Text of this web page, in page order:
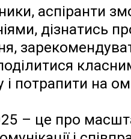
аспіранти
дізнатись
і потрапити на
– це про